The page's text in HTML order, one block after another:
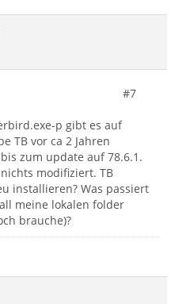
#7
p gibt es auf
TB vor ca 2 Jahren
zum update auf 78.6.1.
modifiziert. TB
installieren? Was passiert
meine lokalen folder
brauche)?